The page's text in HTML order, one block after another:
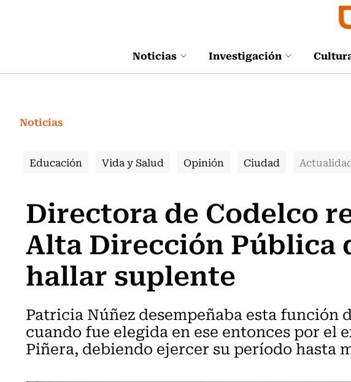
Noticias Investigación
Noticias
Educación Vida y Salud Opinión Ciudad
Directora de Codelco
Alta Dirección Pública
hallar suplente
Patricia Núñez desempeñaba esta función
cuando fue elegida en ese entonces por el
Piñera, debiendo ejercer su período hasta